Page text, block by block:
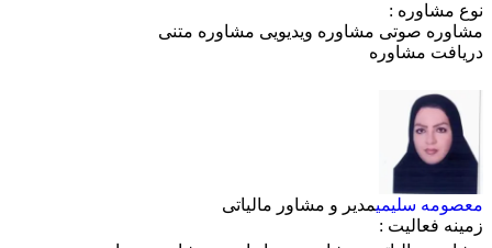
نوع مشاوره :
مشاوره صوتی مشاوره ویدیویی مشاوره متنی
دریافت مشاوره
معصومه سلیمیمدیر و مشاور مالیاتی
زمینه فعالیت :